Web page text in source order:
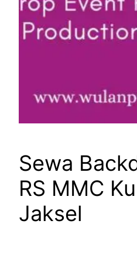
Sewa
RS MMC
Jaksel